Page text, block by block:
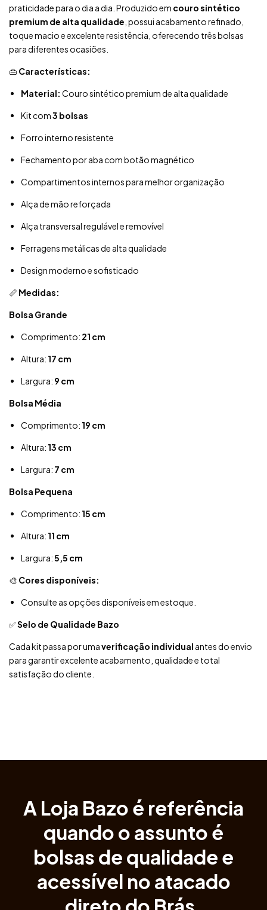
praticidade para o dia a dia. Produzido em couro sintético
premium de alta qualidade , possui acabamento refinado,
toque macio e excelente resistência, oferecendo três bolsas
para diferentes ocasiões.
👜Características:
Material: Couro sintético premium de alta qualidade
Kit com3 bolsas
Forro interno resistente
Fechamento por aba com botão magnético
Compartimentos internos para melhor organização
Alça de mão reforçada
Alça transversal regulável e removível
Ferragens metálicas de alta qualidade
Design moderno e sofisticado
📏 Medidas:
Bolsa Grande
Comprimento: 21 cm
Altura: 17 cm
Largura: 9 cm
Bolsa Média
Comprimento: 19 cm
Altura: 13 cm
Largura: 7 cm
Bolsa Pequena
Comprimento: 15 cm
Altura: 11 cm
Largura:5,5 cm
🎨 Cores disponíveis:
Consulte as opções disponíveis em estoque.
✅Selo de Qualidade Bazo
Cada kit passa por umaverificação individual antes do envio
para garantir excelente acabamento, qualidade e total
satisfação do cliente.
A Loja Bazo é referência
quando o assunto é
bolsas de qualidade e
acessível no atacado